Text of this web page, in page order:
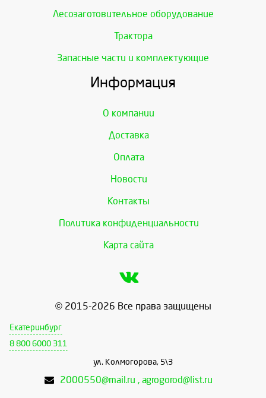
Лесозаготовительное оборудование
Трактора
Запасные части и комплектующие
Информация
О компании
Доставка
Оплата
Новости
Контакты
Политика конфиденциальности
Карта сайта
© 2015-2026 Все права защищены
Екатеринбург
8 800 6000 311
ул. Колмогорова, 5\3
2000550@mail.ru , agrogorod@list.ru